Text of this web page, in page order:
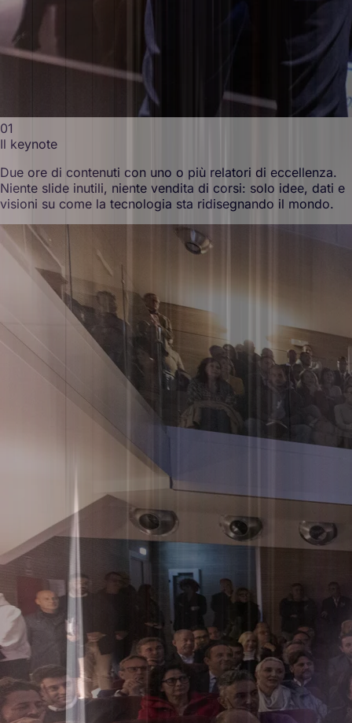
01
Il keynote
Due ore di contenuti con uno o più relatori di eccellenza.
Niente slide inutili, niente vendita di corsi: solo idee, dati e
visioni su come la tecnologia sta ridisegnando il mondo.